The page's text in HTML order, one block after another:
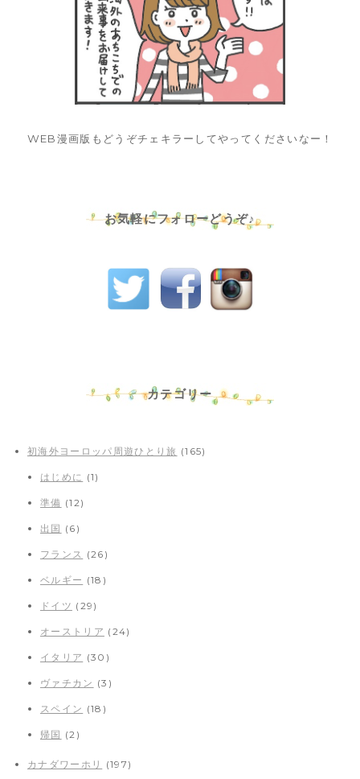
WEB漫画版もどうぞチェキラーしてやってくださいなー！
お気軽にフォローどうぞ♪
カテゴリー
初海外ヨーロッパ周遊ひとり旅 (165)
はじめに (1)
準備 (12)
出国 (6)
フランス (26)
ベルギー (18)
ドイツ (29)
オーストリア (24)
イタリア (30)
ヴァチカン (3)
スペイン (18)
帰国 (2)
カナダワーホリ (197)